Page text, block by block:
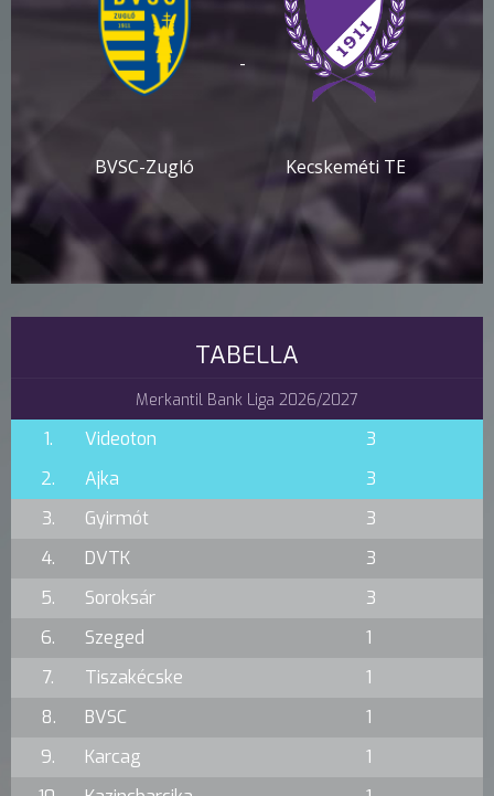
BVSC-Zugló
-
Kecskeméti TE
TABELLA
Merkantil Bank Liga 2026/2027
1. Videoton
3
2.
Ajka
3
3.
Gyirmót
3
4.
DVTK
3
5.
Soroksár
3
6.
Szeged
1
7.
Tiszakécske
1
8.
BVSC
1
9.
Karcag
1